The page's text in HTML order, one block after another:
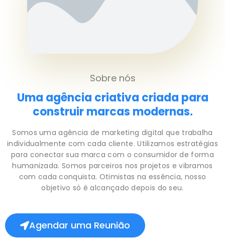
Sobre nós
Uma agência criativa criada para
construir marcas modernas.
Somos uma agência de marketing digital que trabalha
individualmente com cada cliente. Utilizamos estratégias
para conectar sua marca com o consumidor de forma
humanizada. Somos parceiros nos projetos e vibramos
com cada conquista. Otimistas na essência, nosso
objetivo só é alcançado depois do seu.
Agendar uma Reunião